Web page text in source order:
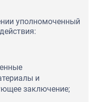
уполномоченный
и
заключение;